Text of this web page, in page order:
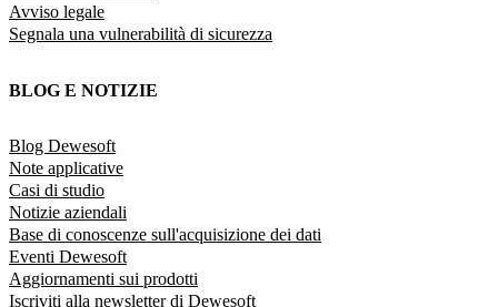
Avviso legale
Segnala una vulnerabilità di sicurezza
BLOG E NOTIZIE
Blog Dewesoft
Note applicative
Casi di studio
Notizie aziendali
Base di conoscenze sull'acquisizione dei dati
Eventi Dewesoft
Aggiornamenti sui prodotti
Iscriviti alla newsletter di Dewesoft